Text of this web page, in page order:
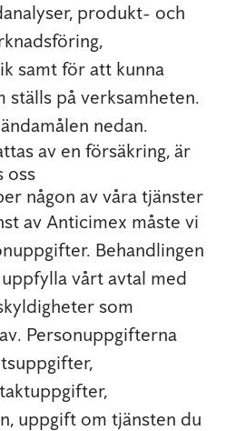
produkt- och
samt för att kunna
ställs på verksamheten.
nedan.
av en försäkring, är
oss
någon av våra tjänster
av Anticimex måste vi
Behandlingen
vårt avtal med
som
Personuppgifterna
uppgift om tjänsten du